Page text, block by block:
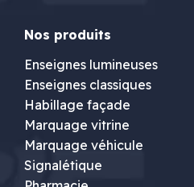
Nos produits
Enseignes lumineuses
Enseignes classiques
Habillage façade
Marquage vitrine
Marquage véhicule
Signalétique